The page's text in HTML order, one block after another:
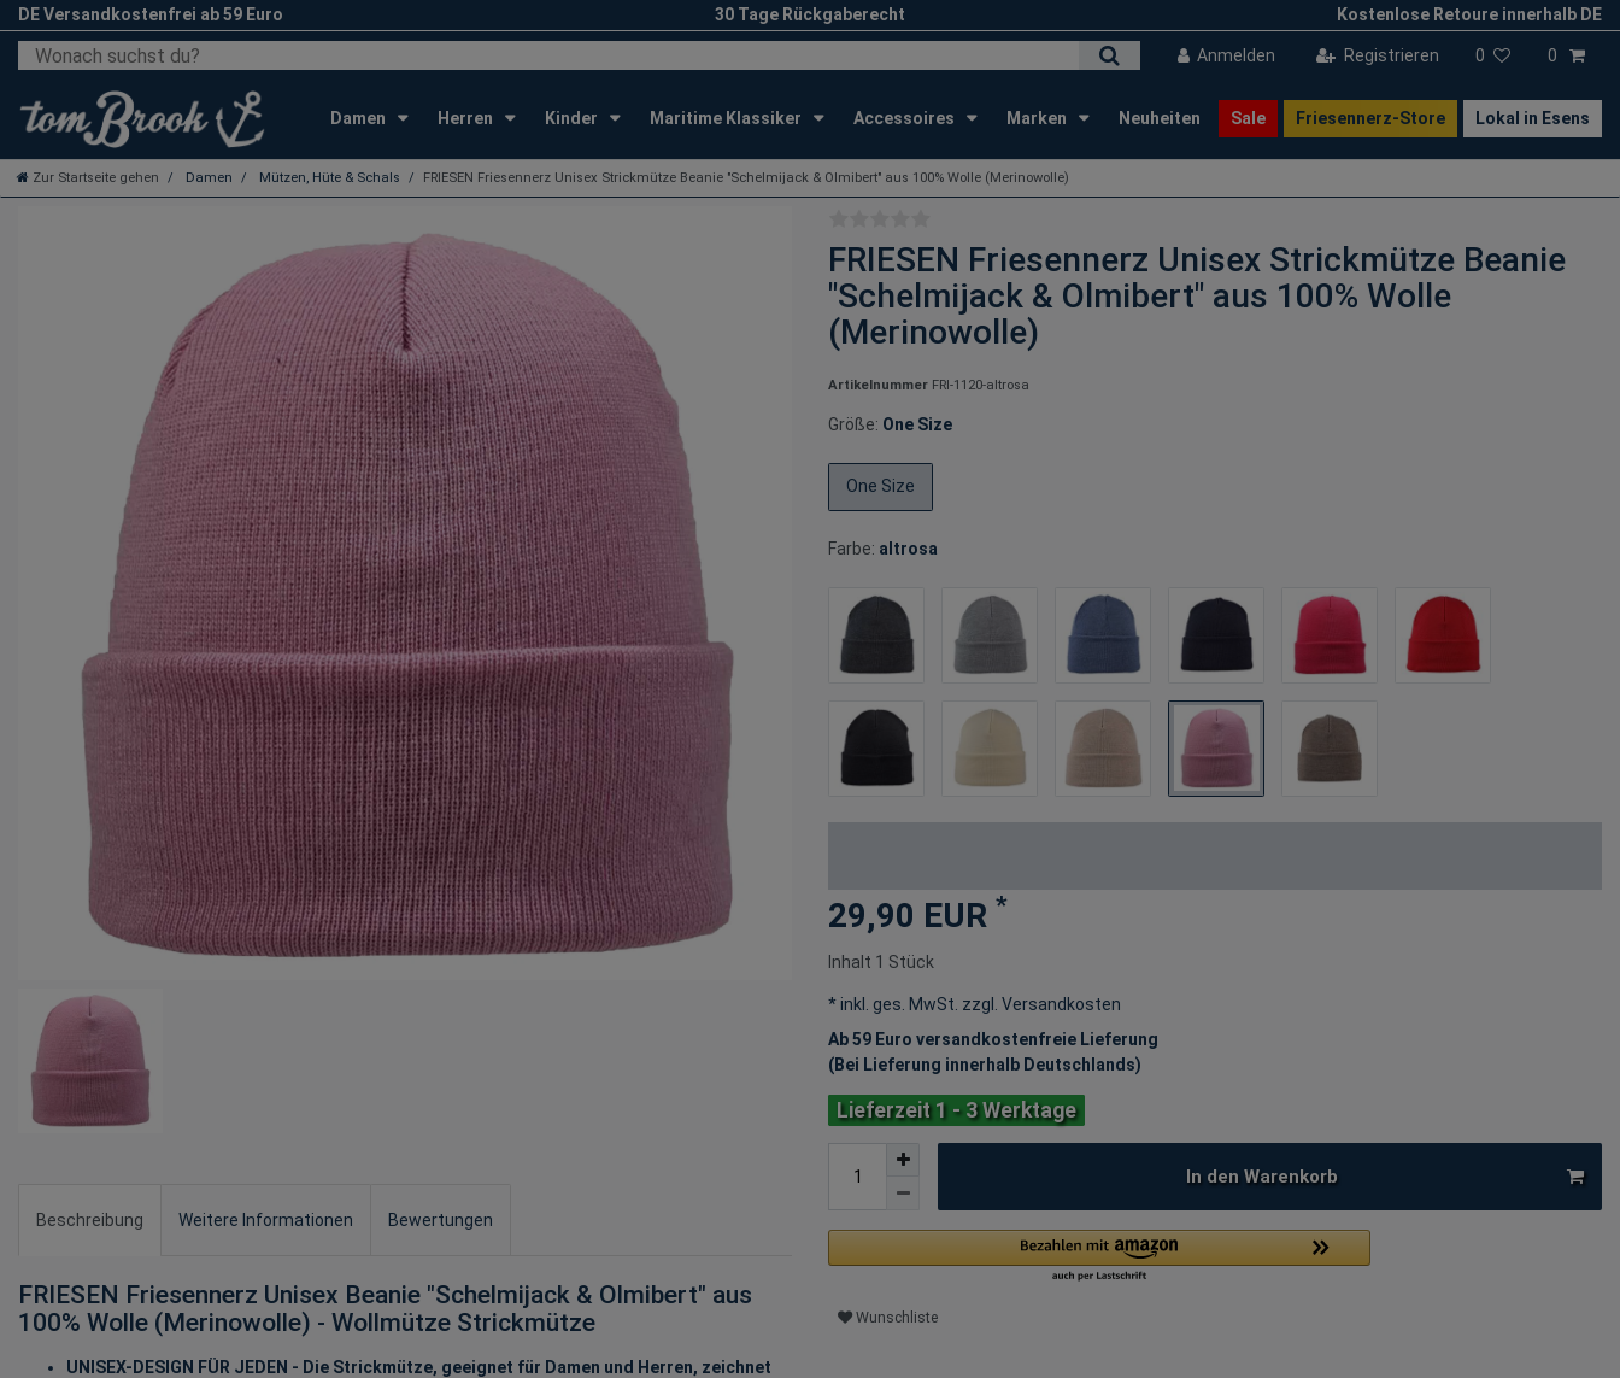
DE Versandkostenfrei ab 59 Euro 30 Tage Rückgaberecht Kostenlose Retoure innerhalb DE
Anmelden Registrieren 0 0
Damen Herren Kinder Maritime Klassiker Accessoires Marken Neuheiten Sale Friesennerz-Store Lokal in Esens
Zur Startseite gehen Damen Mützen, Hüte & Schals FRIESEN Friesennerz Unisex Strickmütze Beanie "Schelmijack & Olmibert" aus 100% Wolle (Merinowolle)
Beschreibung Weitere Informationen Bewertungen
FRIESEN Friesennerz Unisex Beanie "Schelmijack & Olmibert" aus
100% Wolle (Merinowolle) - Wollmütze Strickmütze
UNISEX-DESIGN FÜR JEDEN - Die Strickmütze, geeignet für Damen und Herren, zeichnet
FRIESEN Friesennerz Unisex Strickmütze Beanie
"Schelmijack & Olmibert" aus 100% Wolle
(Merinowolle)
Artikelnummer FRI-1120-altrosa
Größe: One Size
One Size
Farbe: altrosa
29,90 EUR *
Inhalt 1 Stück
* inkl. ges. MwSt. zzgl.
Versandkosten
Ab 59 Euro versandkostenfreie Lieferung
(Bei Lieferung innerhalb Deutschlands)
Lieferzeit 1 - 3 Werktage
In den Warenkorb
Wunschliste